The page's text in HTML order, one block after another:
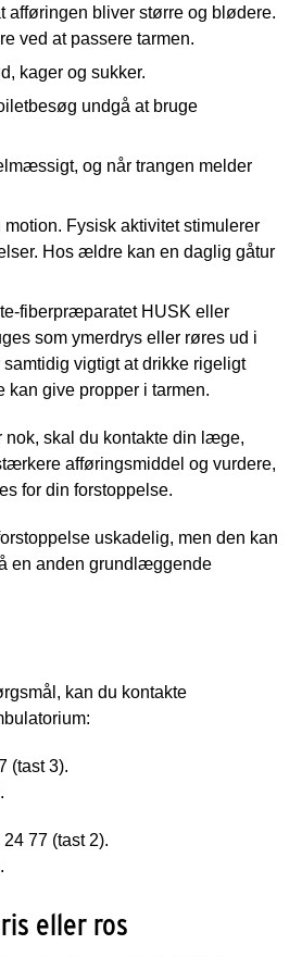
afføringen bliver større og blødere.
ved at passere tarmen.
kager og sukker.
undgå at bruge
og når trangen melder
motion. Fysisk aktivitet stimulerer
Hos ældre kan en daglig gåtur
fiberpræparatet HUSK eller
som ymerdrys eller røres ud i
vigtigt at drikke rigeligt
give propper i tarmen.
nok, skal du kontakte din læge,
afføringsmiddel og vurdere,
for din forstoppelse.
uskadelig, men den kan
en anden grundlæggende
kan du kontakte
(tast 3).
77 (tast 2).
eller ros